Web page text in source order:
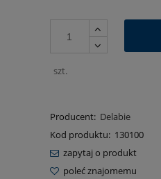
szt.
Producent: Delabie
Kod produktu: 130100
zapytaj o produkt
poleć znajomemu